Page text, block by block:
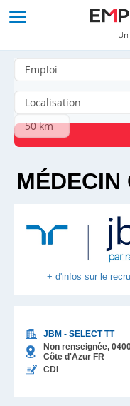
MÉDECIN
+ d'infos sur le
JBM - SELECT TT
Non renseignée,
Côte d'Azur FR
CDI